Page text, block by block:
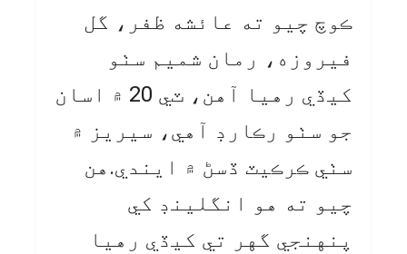
ڪوچ چيو ته عائشه ظفر، گل
فيروزه، رمان شميم سٺو
کيڏي رهيا آهن، ٽي 20 ۾ اسان
جو سٺو رڪارڊ آهي، سيريز ۾
سٺي ڪرڪيٽ ڏسڻ ۾ ايندي.هن
چيو ته هو انگلينڊ کي
پنهنجي گهر تي کيڏي رهيا